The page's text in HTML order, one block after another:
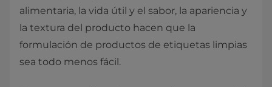
alimentaria, la vida útil y el sabor, la apariencia y
la textura del producto hacen que la
formulación de productos de etiquetas limpias
sea todo menos fácil.